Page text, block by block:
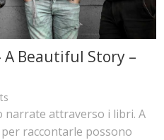
A Beautiful Story –
attraverso i libri. A
raccontarle possono